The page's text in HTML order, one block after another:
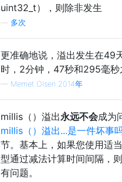
uint32_t），则除非发生
多次
更准确地说，溢出发生在49
时，2分钟，47秒和295毫秒
— Memet Olsen 2014年
millis（）溢出永远不会成为
millis（）溢出...是一件坏事
节。基本上，如果您使用适
型通过减法计算时间间隔，
有问题。